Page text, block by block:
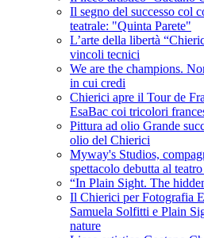
Il segno del successo col
teatrale: "Quinta Parete"
L’arte della libertà
vincoli tecnici
We are the champions.
in cui credi
Chierici apre il Tour de
EsaBac coi tricolori
Pittura ad olio Grande
olio del Chierici
Myway's Studios,
spettacolo debutta al
“In Plain Sight. The
Il Chierici per Fotografia
Samuela Solfitti e Plain
nature